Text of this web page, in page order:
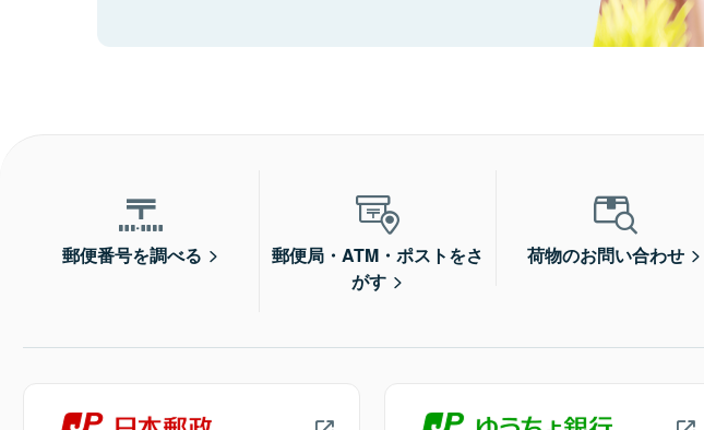
郵便番号を調べる
郵便局・ATM・ポストをさ
がす
荷物のお問い合わせ